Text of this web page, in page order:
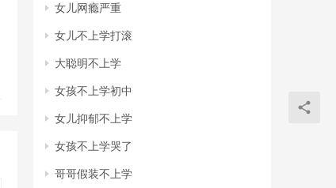
女儿网瘾严重
女儿不上学打滚
大聪明不上学
女孩不上学初中
女儿抑郁不上学
女孩不上学哭了
哥哥假装不上学